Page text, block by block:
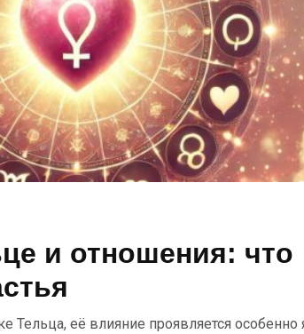
и отношения: что
Тельца, её влияние проявляется особенно